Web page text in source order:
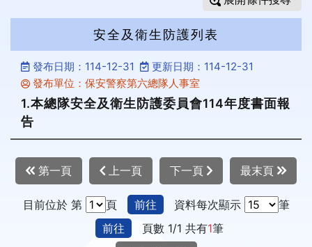
安全及衛生防護列表
發布日期：114-12-31
更新日期：114-12-31
發布單位：保安警察第六總隊人事室
1.本總隊安全及衛生防護委員會114年度書面報
告
第一頁 上一頁 下一頁 最末頁
目前位於 第 頁 前往 資料每次顯示
筆
前往
頁數 1/1 共有1筆